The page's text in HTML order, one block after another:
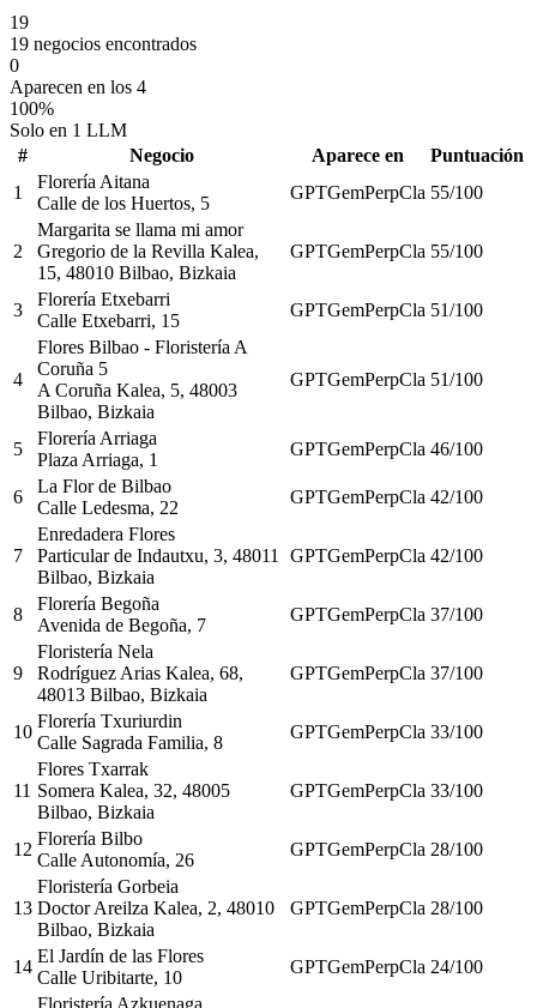
19
19 negocios encontrados
0
Aparecen en los 4
100%
Solo en 1 LLM
#
Negocio Aparece en
Puntuación
1
Florería Aitana
Calle de los Huertos, 5
GPTGemPerpCla 55/100
2
Margarita se llama mi amor
Gregorio de la Revilla Kalea,
15, 48010 Bilbao, Bizkaia
GPTGemPerpCla 55/100
3
Florería Etxebarri
Calle Etxebarri, 15
GPTGemPerpCla 51/100
4
Flores Bilbao - Floristería A
Coruña 5
A Coruña Kalea, 5, 48003
Bilbao, Bizkaia
GPTGemPerpCla 51/100
5
Florería Arriaga
Plaza Arriaga, 1
GPTGemPerpCla 46/100
6
La Flor de Bilbao
Calle Ledesma, 22
GPTGemPerpCla 42/100
7
Enredadera Flores
Particular de Indautxu, 3, 48011
Bilbao, Bizkaia
GPTGemPerpCla 42/100
8
Florería Begoña
Avenida de Begoña, 7
GPTGemPerpCla 37/100
9
Floristería Nela
Rodríguez Arias Kalea, 68,
48013 Bilbao, Bizkaia
GPTGemPerpCla 37/100
10
Florería Txuriurdin
Calle Sagrada Familia, 8
GPTGemPerpCla 33/100
11
Flores Txarrak
Somera Kalea, 32, 48005
Bilbao, Bizkaia
GPTGemPerpCla 33/100
12
Florería Bilbo
Calle Autonomía, 26
GPTGemPerpCla 28/100
13
Floristería Gorbeia
Doctor Areilza Kalea, 2, 48010
Bilbao, Bizkaia
GPTGemPerpCla 28/100
14
El Jardín de las Flores
Calle Uribitarte, 10
GPTGemPerpCla 24/100
Floristería Azkuenaga